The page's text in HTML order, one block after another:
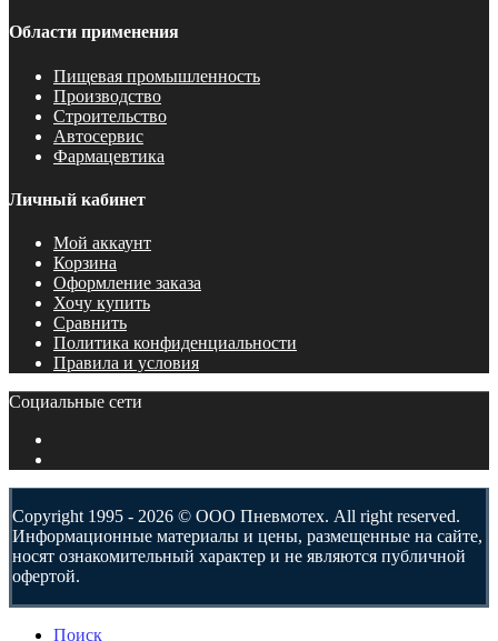
Области применения
Пищевая промышленность
Производство
Строительство
Автосервис
Фармацевтика
Личный кабинет
Мой аккаунт
Корзина
Оформление заказа
Хочу купить
Сравнить
Политика конфиденциальности
Правила и условия
Социальные сети
Copyright 1995 - 2026 © ООО Пневмотех. All right reserved.
Информационные материалы и цены, размещенные на сайте,
носят ознакомительный характер и не являются публичной
офертой.
Поиск